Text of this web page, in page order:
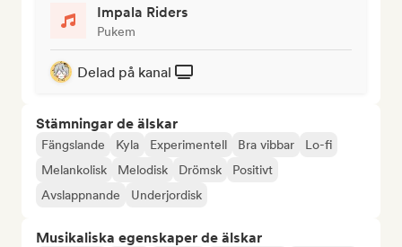
Impala Riders
Pukem
Delad på kanal
Stämningar de älskar
Fängslande Kyla Experimentell Bra vibbar
Lo-fi
Melankolisk
Melodisk Drömsk
Positivt
Avslappnande
Underjordisk
Musikaliska egenskaper de älskar